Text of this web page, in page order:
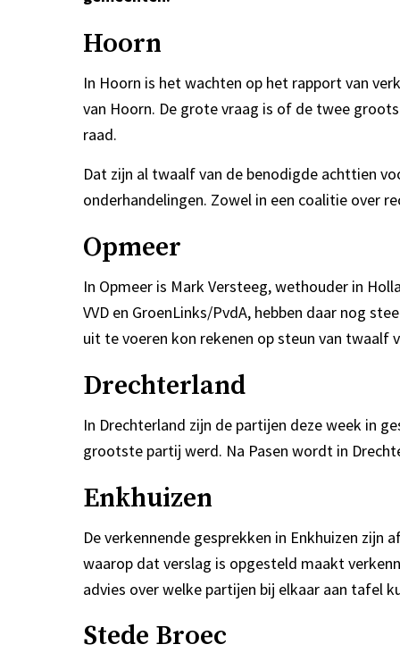
Hoorn
In Hoorn is het wachten op het rapport van
van Hoorn. De grote vraag is of de twee
raad.
Dat zijn al twaalf van de benodigde achttien
onderhandelingen. Zowel in een coalitie over
Opmeer
In Opmeer is Mark Versteeg, wethouder in
VVD en GroenLinks/PvdA, hebben daar nog
uit te voeren kon rekenen op steun van twaalf
Drechterland
In Drechterland zijn de partijen deze week in
grootste partij werd. Na Pasen wordt in
Enkhuizen
De verkennende gesprekken in Enkhuizen
waarop dat verslag is opgesteld maakt
advies over welke partijen bij elkaar aan tafel
Stede Broec